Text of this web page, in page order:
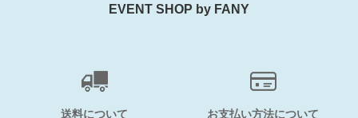
EVENT SHOP by FANY